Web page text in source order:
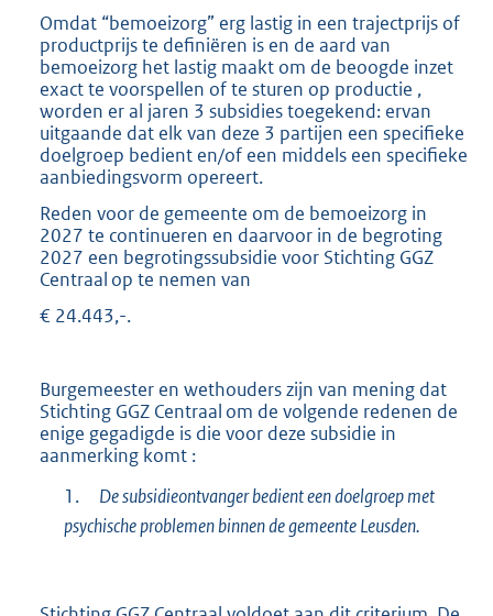
Omdat “bemoeizorg” erg lastig in een trajectprijs of
productprijs te definiëren is en de aard van
bemoeizorg het lastig maakt om de beoogde inzet
exact te voorspellen of te sturen op productie ,
worden er al jaren 3 subsidies toegekend: ervan
uitgaande dat elk van deze 3 partijen een specifieke
doelgroep bedient en/of een middels een specifieke
aanbiedingsvorm opereert.
Reden voor de gemeente om de bemoeizorg in
2027 te continueren en daarvoor in de begroting
2027 een begrotingssubsidie voor Stichting GGZ
Centraal op te nemen van
€ 24.443,-.
Burgemeester en wethouders zijn van mening dat
Stichting GGZ Centraal om de volgende redenen de
enige gegadigde is die voor deze subsidie in
aanmerking komt :
1.
De subsidieontvanger bedient een doelgroep met
psychische problemen binnen de gemeente Leusden.